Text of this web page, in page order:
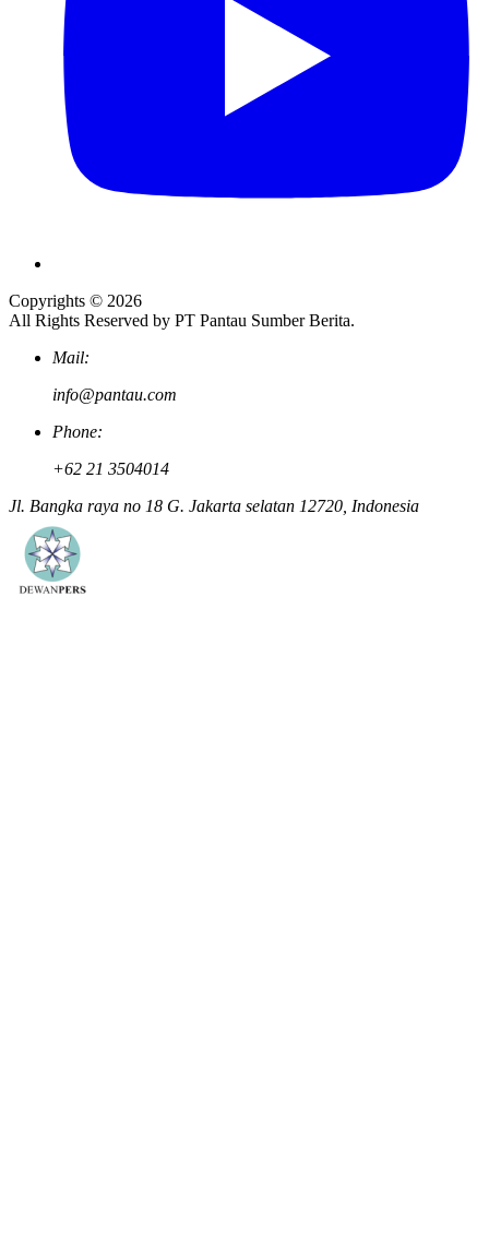
Copyrights © 2026
All Rights Reserved by PT Pantau Sumber Berita.
Mail:
info@pantau.com
Phone:
+62 21 3504014
Jl. Bangka raya no 18 G. Jakarta selatan 12720, Indonesia